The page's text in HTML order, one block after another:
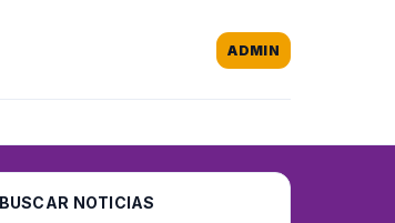
ADMIN
NOTICIAS